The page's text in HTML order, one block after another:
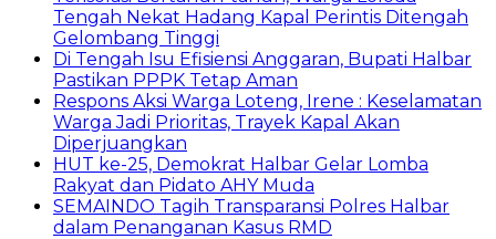
Tengah Nekat Hadang Kapal Perintis Ditengah
Gelombang Tinggi
Di Tengah Isu Efisiensi Anggaran, Bupati Halbar
Pastikan PPPK Tetap Aman
Respons Aksi Warga Loteng, Irene : Keselamatan
Warga Jadi Prioritas, Trayek Kapal Akan
Diperjuangkan
HUT ke-25, Demokrat Halbar Gelar Lomba
Rakyat dan Pidato AHY Muda
SEMAINDO Tagih Transparansi Polres Halbar
dalam Penanganan Kasus RMD